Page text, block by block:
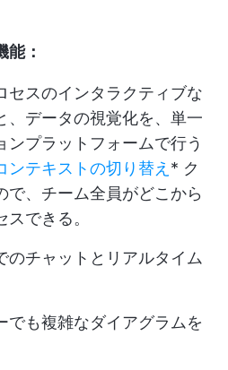
：
セスのインタラクティブな
、データの視覚化を、単一
ンプラットフォームで行う
ンテキストの切り替え * ク
で、チーム全員がどこから
できる。
のチャットとリアルタイム
でも複雑なダイアグラムを